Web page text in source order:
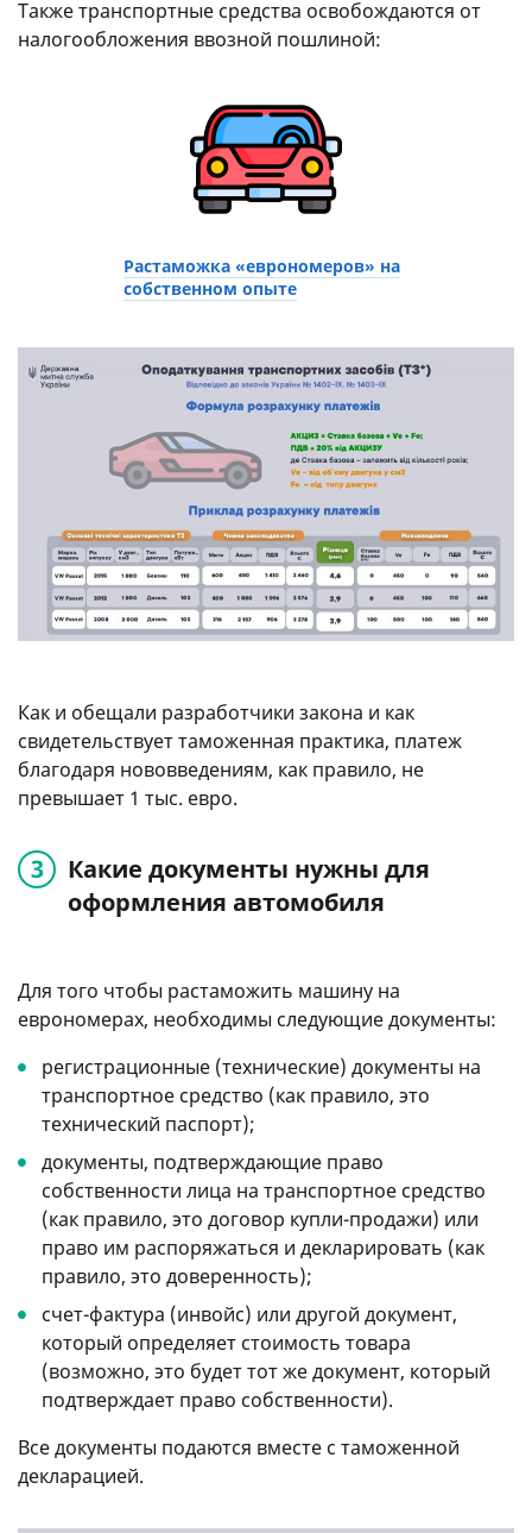
Также транспортные средства освобождаются от
налогообложения ввозной пошлиной:
Растаможка «еврономеров» на
собственном опыте
Как и обещали разработчики закона и как
свидетельствует таможенная практика, платеж
благодаря нововведениям, как правило, не
превышает 1 тыс. евро.
Какие документы нужны для
оформления автомобиля
Для того чтобы растаможить машину на
еврономерах, необходимы следующие документы:
регистрационные (технические) документы на
транспортное средство (как правило, это
технический паспорт);
документы, подтверждающие право
собственности лица на транспортное средство
(как правило, это договор купли-продажи) или
право им распоряжаться и декларировать (как
правило, это доверенность);
счет-фактура (инвойс) или другой документ,
который определяет стоимость товара
(возможно, это будет тот же документ, который
подтверждает право собственности).
Все документы подаются вместе с таможенной
декларацией.